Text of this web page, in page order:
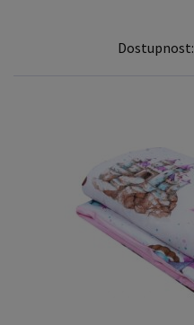
Dostupnost: